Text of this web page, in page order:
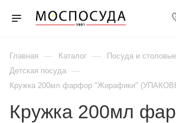
Главная — Каталог — Посуда и
Детская посуда —
Кружка 200мл фарфор "Жирафики"
Кружка 200мл